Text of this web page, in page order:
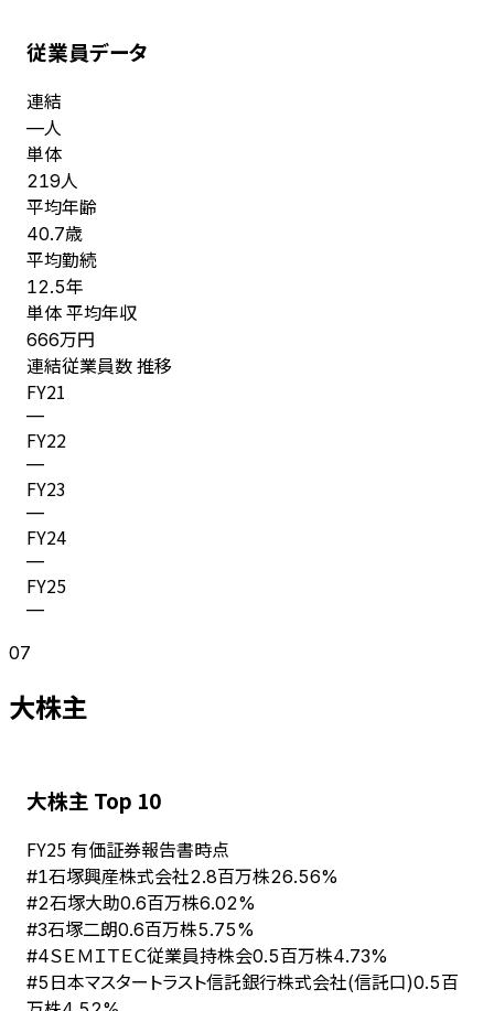
従業員データ
連結
—人
単体
219人
平均年齢
40.7歳
平均勤続
12.5年
単体 平均年収
666万円
連結従業員数 推移
FY21
—
FY22
—
FY23
—
FY24
—
FY25
—
07
大株主
大株主 Top 10
FY25 有価証券報告書時点
#1石塚興産株式会社2.8百万株26.56%
#2石塚大助0.6百万株6.02%
#3石塚二朗0.6百万株5.75%
#4ＳＥＭＩＴＥＣ従業員持株会0.5百万株4.73%
#5 日本マスタートラスト信託銀行株式会社(信託口)0.5百